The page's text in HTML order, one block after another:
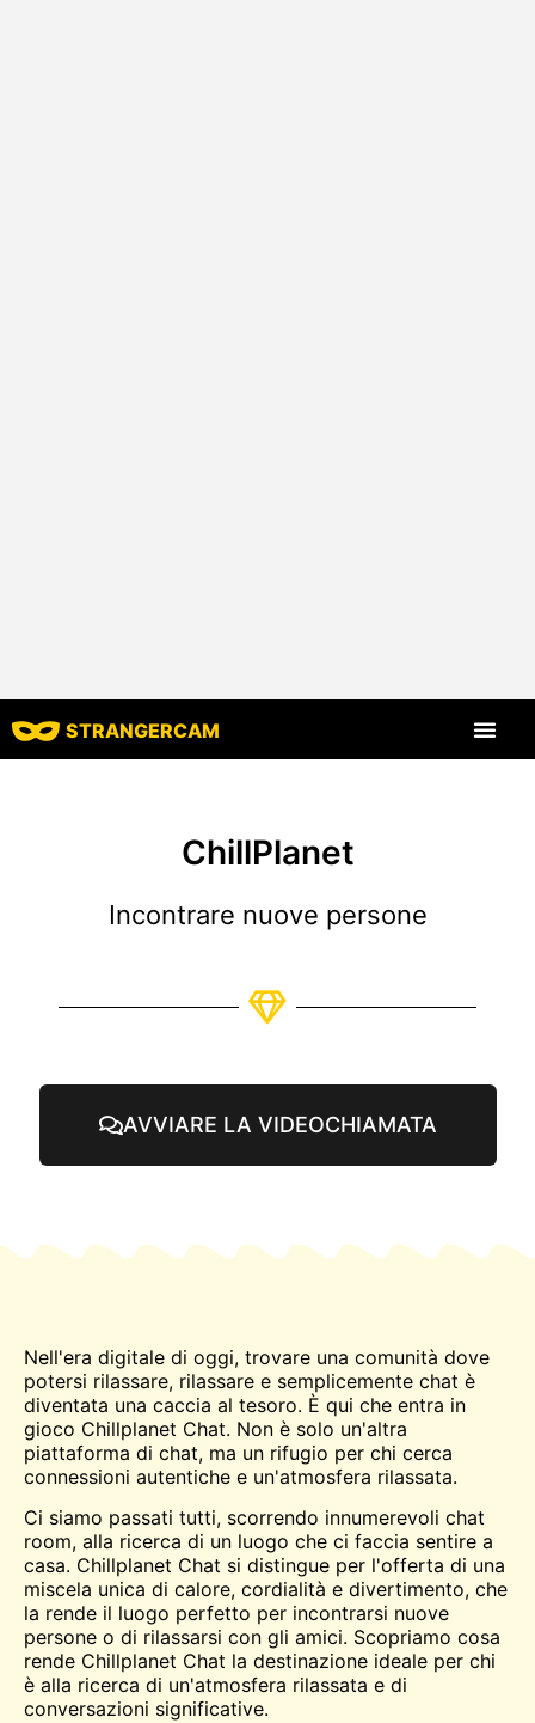
STRANGERCAM
ChillPlanet
Incontrare nuove persone
AVVIARE LA VIDEOCHIAMATA
Nell'era digitale di oggi, trovare una comunità dove
potersi rilassare, rilassare e semplicemente chat è
diventata una caccia al tesoro. È qui che entra in
gioco Chillplanet Chat. Non è solo un'altra
piattaforma di chat, ma un rifugio per chi cerca
connessioni autentiche e un'atmosfera rilassata.
Ci siamo passati tutti, scorrendo innumerevoli chat
room, alla ricerca di un luogo che ci faccia sentire a
casa. Chillplanet Chat si distingue per l'offerta di una
miscela unica di calore, cordialità e divertimento, che
la rende il luogo perfetto per incontrarsi nuove
persone o di rilassarsi con gli amici. Scopriamo cosa
rende Chillplanet Chat la destinazione ideale per chi
è alla ricerca di un'atmosfera rilassata e di
conversazioni significative.